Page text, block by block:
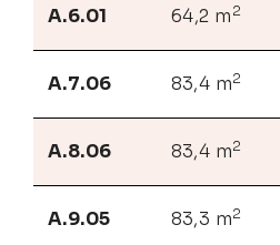
A.6.01 64,2 m 2
A.7.06 83,4 m2
A.8.06 83,4 m2
A.9.05 83,3 m2